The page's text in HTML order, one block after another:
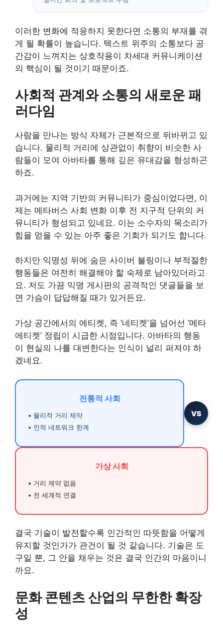
이러한 변화에 적응하지 못한다면 소통의 부재를 겪
게 될 확률이 높습니다. 텍스트 위주의 소통보다 공
간감이 느껴지는 상호작용이 차세대 커뮤니케이션
의 핵심이 될 것이기 때문이죠.
사회적 관계와 소통의 새로운 패
러다임
사람을 만나는 방식 자체가 근본적으로 뒤바뀌고 있
습니다. 물리적 거리에 상관없이 취향이 비슷한 사
람들이 모여 아바타를 통해 깊은 유대감을 형성하곤
하죠.
과거에는 지역 기반의 커뮤니티가 중심이었다면, 이
제는 메타버스 사회 변화 이후 전 지구적 단위의 커
뮤니티가 형성되고 있네요. 이는 소수자의 목소리가
힘을 얻을 수 있는 아주 좋은 기회가 되기도 합니다.
하지만 익명성 뒤에 숨은 사이버 불링이나 부적절한
행동들은 여전히 해결해야 할 숙제로 남아있더라고
요. 저도 가끔 익명 게시판의 공격적인 댓글들을 보
면 가슴이 답답해질 때가 있거든요.
가상 공간에서의 에티켓, 즉 ‘네티켓’을 넘어선 ‘메타
에티켓’ 정립이 시급한 시점입니다. 아바타의 행동
이 현실의 나를 대변한다는 인식이 널리 퍼져야 하
겠네요.
전통적 사회
• 물리적 거리 제약
• 인적 네트워크 한계
VS
가상 사회
• 거리 제약 없음
• 전 세계적 연결
결국 기술이 발전할수록 인간적인 따뜻함을 어떻게
유지할 것인가가 관건이 될 것 같습니다. 기술은 도
구일 뿐, 그 안을 채우는 것은 결국 인간의 마음이니
까요.
문화 콘텐츠 산업의 무한한 확장
성